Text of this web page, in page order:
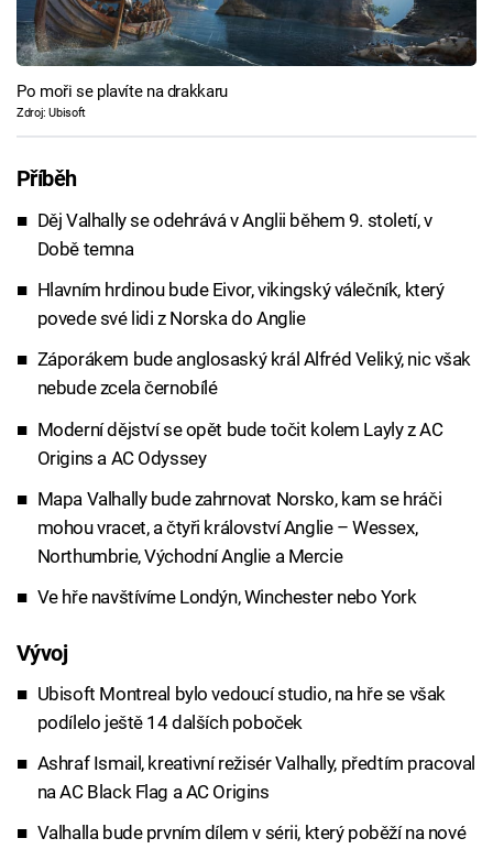
Po moři se plavíte na drakkaru
Zdroj: Ubisoft
Příběh
Děj Valhally se odehrává v Anglii během 9. století, v
Době temna
Hlavním hrdinou bude Eivor, vikingský válečník, který
povede své lidi z Norska do Anglie
Záporákem bude anglosaský král Alfréd Veliký, nic však
nebude zcela černobílé
Moderní dějství se opět bude točit kolem Layly z AC
Origins a AC Odyssey
Mapa Valhally bude zahrnovat Norsko, kam se hráči
mohou vracet, a čtyři království Anglie – Wessex,
Northumbrie, Východní Anglie a Mercie
Ve hře navštívíme Londýn, Winchester nebo York
Vývoj
Ubisoft Montreal bylo vedoucí studio, na hře se však
podílelo ještě 14 dalších poboček
Ashraf Ismail, kreativní režisér Valhally, předtím pracoval
na AC Black Flag a AC Origins
Valhalla bude prvním dílem v sérii, který poběží na nové